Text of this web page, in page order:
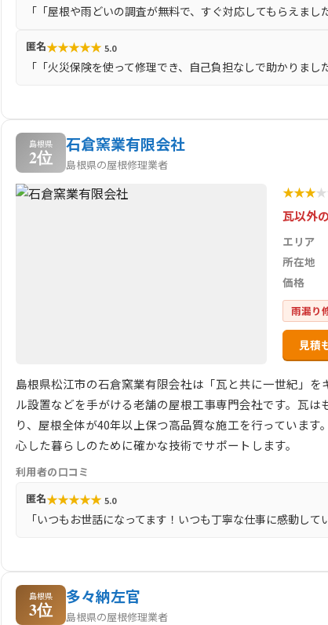
「「屋根や雨どいの調査が無料で、すぐ対応してもらえまし
匿名★★★★★ 5.0
「「火災保険を使って修理でき、自己負担なしで助かりまし
島根県
2位
石倉窯業有限会社
島根県の屋根修理業者
★★★★
瓦以外
エリア
所在地
価格
雨漏り
見積
島根県松江市の石倉窯業有限会社は「瓦と共に一世紀」
ル設置などを手がける老舗の屋根工事専門会社です。瓦
り、屋根全体が40年以上保つ高品質な施工を行っていま
心した暮らしのために確かな技術でサポートします。
利用者の口コミ
匿名★★★★★ 5.0
「いつもお世話になってます！いつも丁寧な仕事に感動して
島根県
3位
多々納左官
島根県の屋根修理業者